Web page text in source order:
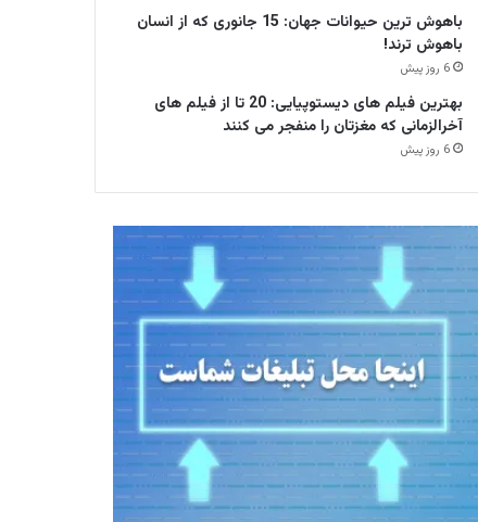
باهوش ترین حیوانات جهان: 15 جانوری که از انسان
باهوش ترند!
6 روز پیش
بهترین فیلم های دیستوپیایی: 20 تا از فیلم های
آخرالزمانی که مغزتان را منفجر می کنند
6 روز پیش